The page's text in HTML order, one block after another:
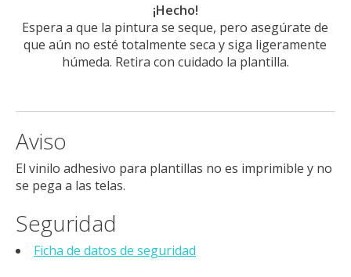
¡Hecho!
Espera a que la pintura se seque, pero asegúrate de
que aún no esté totalmente seca y siga ligeramente
húmeda. Retira con cuidado la plantilla.
Aviso
El vinilo adhesivo para plantillas no es imprimible y no
se pega a las telas.
Seguridad
Ficha de datos de seguridad